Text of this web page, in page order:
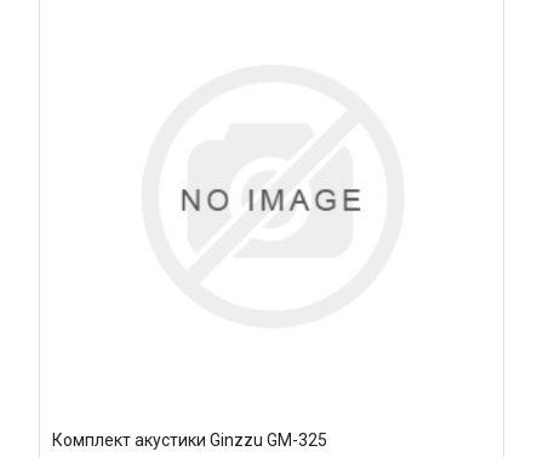
Комплект акустики Ginzzu GM-325